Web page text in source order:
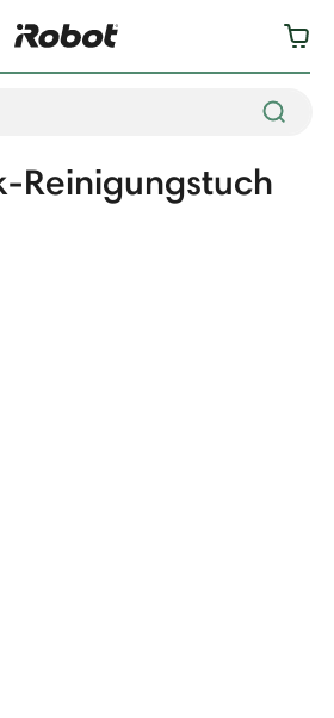
Reinigungstuch